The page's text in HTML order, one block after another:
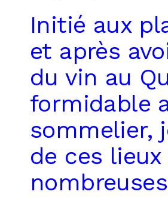
Initié aux
et après
du vin au
formidable
sommelier,
de ces